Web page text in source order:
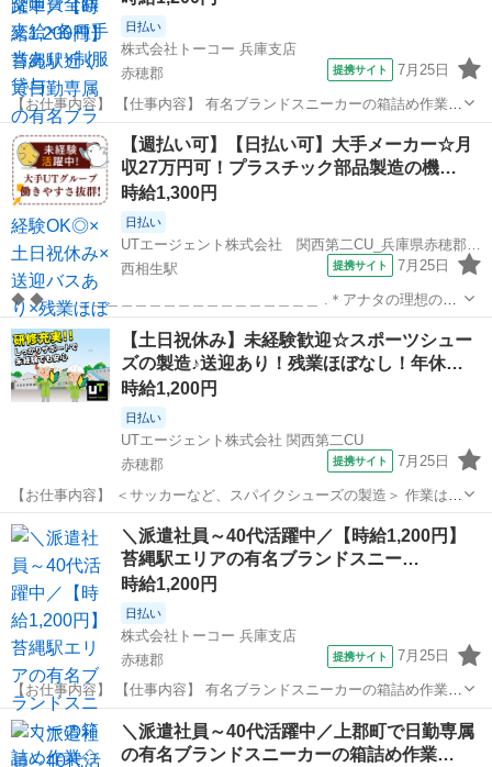
日払い
株式会社トーコー 兵庫支店
赤穂郡
提携サイト 7月25日
【お仕事内容】 【仕事内容】 有名ブランドスニーカーの箱詰め作業を
お任せします! 具体的には… 1足ずつスニーカーを箱詰めして頂く な
どのお仕事になります。 簡単軽作業&らくらく座り仕事ですよ♪ 現在
活躍されている方...
兵庫 赤穂郡 仕分け
【週払い可】【日払い可】大手メーカー☆月
収27万円可！プラスチック部品製造の機…
時給1,300円
日払い
UTエージェント株式会社 関西第二CU_兵庫県赤穂郡上郡町_機械操作
西相生駅
提携サイト 7月25日
◆ ◆ ＿＿＿＿＿＿＿＿＿＿＿＿＿＿＿＿＿＿＿ .＊アナタの理想の働
き方を実現します*。 ￣￣￣￣￣￣￣￣￣￣￣￣￣￣￣￣￣￣￣ ★大
手×安定収入★ プライム市場上場UTグループ！ 充実の福利厚生あり◎
働きやすさ抜群！！...
兵庫 赤穂郡 西相生駅 工場
【土日祝休み】未経験歓迎☆スポーツシュー
ズの製造♪送迎あり！残業ほぼなし！年休…
時給1,200円
日払い
UTエージェント株式会社 関西第二CU
赤穂郡
提携サイト 7月25日
【お仕事内容】 ＜サッカーなど、スパイクシューズの製造＞ 作業はさ
まざま！自分にあった作業をお任せします♪ ＜具体的には…＞ ◆靴底
（ソール）と本体をのりで合わせる ◆はみ出たのりを削る ◆シューズ
を型にはめる ◆シューズ...
兵庫 工場
＼派遣社員～40代活躍中／【時給1,200円】
苔縄駅エリアの有名ブランドスニー…
時給1,200円
日払い
株式会社トーコー 兵庫支店
赤穂郡
提携サイト 7月25日
【お仕事内容】 【仕事内容】 有名ブランドスニーカーの箱詰め作業を
お任せします! 具体的には… 1足ずつスニーカーを箱詰めして頂く な
どのお仕事になります。 かんたん軽作業&らくらく座り仕事ですよ♪
現在活躍されてい...
兵庫 赤穂郡 仕分け
＼派遣社員～40代活躍中／上郡町で日勤専属
の有名ブランドスニーカーの箱詰め作業…